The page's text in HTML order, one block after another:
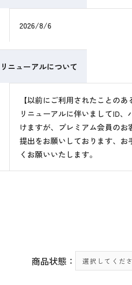
2026/8/6
リニューアルについて
【以前にご利用されたことのあ
リニューアルに伴いましてID
けますが、プレミアム会員の
提出をお願いしております、
くお願いいたします。
商品状態：